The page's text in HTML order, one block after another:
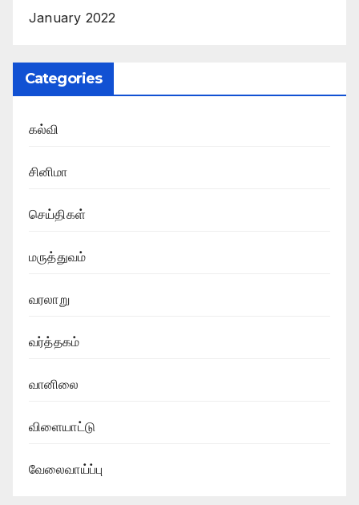
January 2022
Categories
கல்வி
சினிமா
செய்திகள்
மருத்துவம்
வரலாறு
வர்த்தகம்
வானிலை
விளையாட்டு
வேலைவாய்ப்பு